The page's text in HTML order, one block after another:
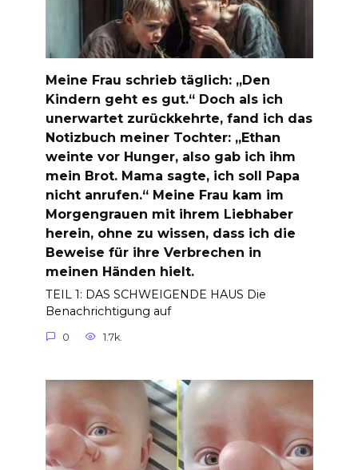
Meine Frau schrieb täglich: „Den
Kindern geht es gut.“ Doch als ich
unerwartet zurückkehrte, fand ich das
Notizbuch meiner Tochter: „Ethan
weinte vor Hunger, also gab ich ihm
mein Brot. Mama sagte, ich soll Papa
nicht anrufen.“ Meine Frau kam im
Morgengrauen mit ihrem Liebhaber
herein, ohne zu wissen, dass ich die
Beweise für ihre Verbrechen in
meinen Händen hielt.
TEIL 1: DAS SCHWEIGENDE HAUS Die
Benachrichtigung auf
0 1.7k.